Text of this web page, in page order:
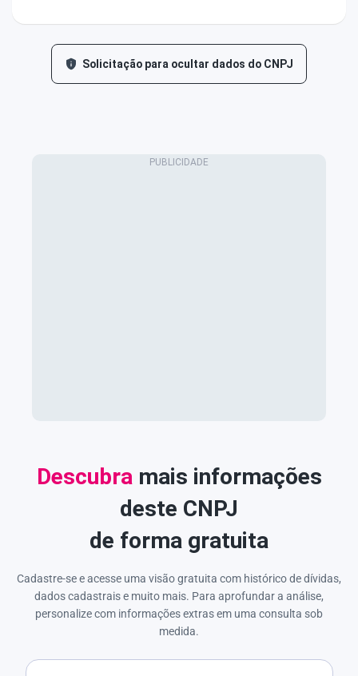
Solicitação para ocultar dados do CNPJ
Descubra mais informações
deste CNPJ
de forma gratuita
Cadastre-se e acesse uma visão gratuita com histórico de dívidas,
dados cadastrais e muito mais. Para aprofundar a análise,
personalize com informações extras em uma consulta sob
medida.